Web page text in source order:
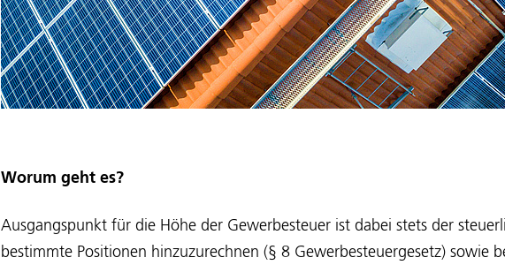
Worum geht es?
Ausgangspunkt für die Höhe der Gewerbesteuer ist dabei stets der
bestimmte Positionen hinzuzurechnen (§ 8 Gewerbesteuergesetz) sowie